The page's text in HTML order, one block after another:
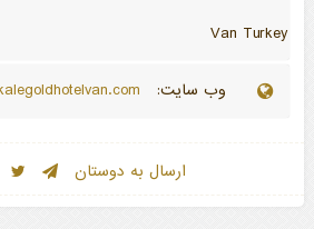
Van Turkey
وب سایت:
ارسال به دوستان